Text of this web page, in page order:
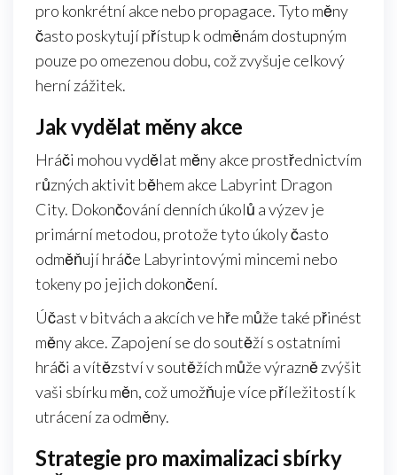
pro konkrétní akce nebo propagace. Tyto měny
často poskytují přístup k odměnám dostupným
pouze po omezenou dobu, což zvyšuje celkový
herní zážitek.
Jak vydělat měny akce
Hráči mohou vydělat měny akce prostřednictvím
různých aktivit během akce Labyrint Dragon
City. Dokončování denních úkolů a výzev je
primární metodou, protože tyto úkoly často
odměňují hráče Labyrintovými mincemi nebo
tokeny po jejich dokončení.
Účast v bitvách a akcích ve hře může také přinést
měny akce. Zapojení se do soutěží s ostatními
hráči a vítězství v soutěžích může výrazně zvýšit
vaši sbírku měn, což umožňuje více příležitostí k
utrácení za odměny.
Strategie pro maximalizaci sbírky